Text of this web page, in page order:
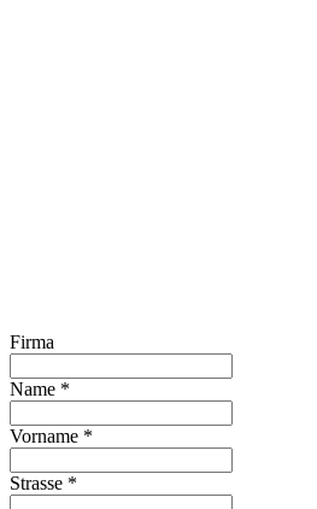
Firma
Name *
Vorname *
Strasse *